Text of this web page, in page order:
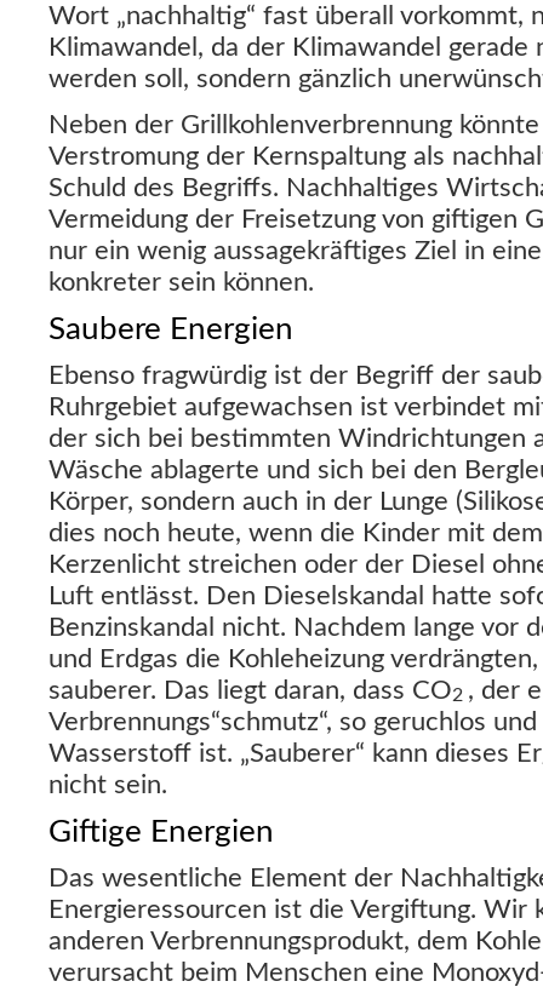
Wort „nachhaltig“ fast überall vorkommt,
Klimawandel, da der Klimawandel
werden soll, sondern gänzlich
Neben der Grillkohlenverbrennung
Verstromung der Kernspaltung als
Schuld des Begriffs. Nachhaltiges
Vermeidung der Freisetzung von giftigen
nur ein wenig aussagekräftiges Ziel in
konkreter sein können.
Saubere Energien
Ebenso fragwürdig ist der Begriff der
Ruhrgebiet aufgewachsen ist verbindet
der sich bei bestimmten Windrichtungen
Wäsche ablagerte und sich bei den
Körper, sondern auch in der Lunge
dies noch heute, wenn die Kinder mit
Kerzenlicht streichen oder der Diesel
Luft entlässt. Den Dieselskandal hatte
Benzinskandal nicht. Nachdem lange vor
und Erdgas die Kohleheizung
sauberer. Das liegt daran, dass CO2 , der
Verbrennungs“schmutz“, so geruchlos
Wasserstoff ist. „Sauberer“ kann dieses
nicht sein.
Giftige Energien
Das wesentliche Element der
Energieressourcen ist die Vergiftung. Wir
anderen Verbrennungsprodukt, dem
verursacht beim Menschen eine